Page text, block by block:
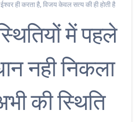
ही करता है, विजय केवल सत्य की ही होती है
में पहले
नही निकला
की स्थिति